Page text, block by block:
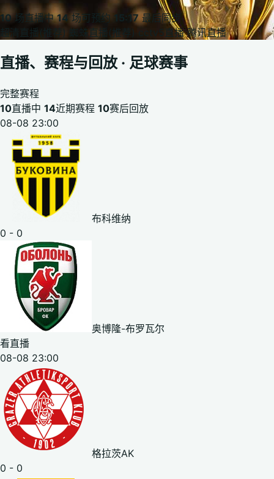
10场直播中 14 场可预约 15:17 最后同步
超清直播(推荐)
蜘蛛直播(推荐) cctv5直播 腾讯直播
直播、赛程与回放 · 足球赛事
完整赛程
10直播中 14近期赛程 10赛后回放
08-08 23:00
布科维纳
0 - 0
奥博隆-布罗瓦尔
看直播
08-08 23:00
格拉茨AK
0 - 0